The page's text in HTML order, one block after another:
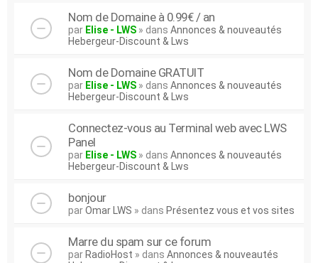
Nom de Domaine à 0.99€ / an
par Elise - LWS » dans Annonces & nouveautés
Hebergeur-Discount & Lws
Nom de Domaine GRATUIT
par Elise - LWS » dans Annonces & nouveautés
Hebergeur-Discount & Lws
Connectez-vous au Terminal web avec LWS
Panel
par Elise - LWS » dans Annonces & nouveautés
Hebergeur-Discount & Lws
bonjour
parOmar LWS » dans Présentez vous et vos sites
Marre du spam sur ce forum
par RadioHost » dans Annonces & nouveautés